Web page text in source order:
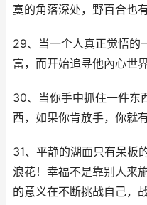
寞的角落深处，野百合也
29、当一个人真正觉悟的
富，而开始追寻他內心世
30、当你手中抓住一件东
西，如果你肯放手，你就
31、平静的湖面只有呆板
浪花！幸福不是靠别人来
的意义在不断挑战自己，